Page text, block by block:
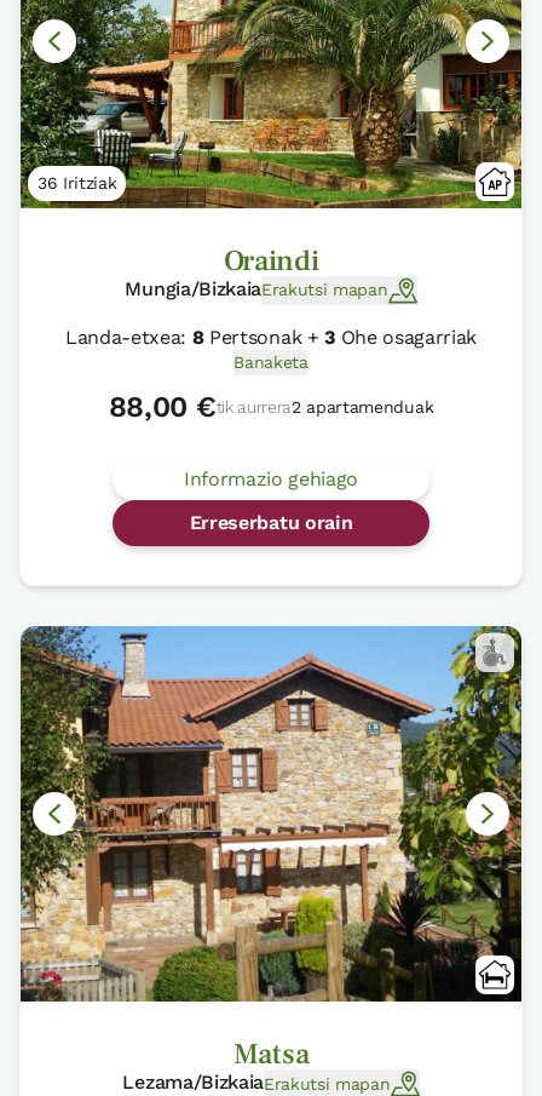
36 Iritziak
Oraindi
Mungia/BizkaiaErakutsi mapan
Landa-etxea: 8Pertsonak +3Ohe osagarriak
Banaketa
88,00 €tik aurrera2 apartamenduak
Informazio gehiago
Erreserbatu orain
Matsa
Lezama/BizkaiaErakutsi mapan